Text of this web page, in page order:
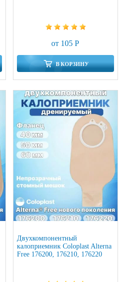
от 105 Р
В КОРЗИНУ
Двухкомпонентный
калоприемник Coloplast Alterna
Free 176200, 176210, 176220